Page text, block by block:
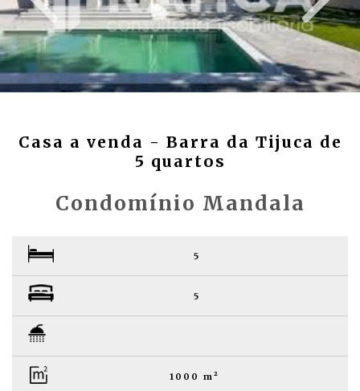
Casa a venda - Barra da Tijuca de
5 quartos
Condomínio Mandala
5
5
1000 m²